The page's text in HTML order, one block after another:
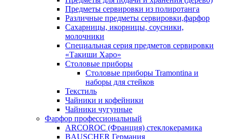
Предметы сервировки из полиротанга
Различные предметы сервировки,фарфор
Сахарницы, икорницы, соусники,
молочники
Специальная серия предметов сервировки
«Такиши Харо»
Столовые приборы
Столовые приборы Trаmоntina и
наборы для стейков
Текстиль
Чайники и кофейники
Чайники чугунные
Фарфор профессиональный
ARCOROC (Франция) стеклокерамика
BAUSCHER Германия